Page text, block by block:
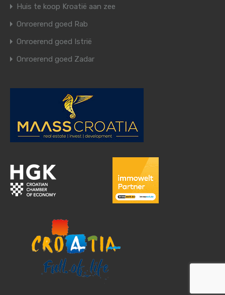
Huis te koop Kroatië aan zee
Onroerend goed Rab
Onroerend goed Istrië
Onroerend goed Zadar